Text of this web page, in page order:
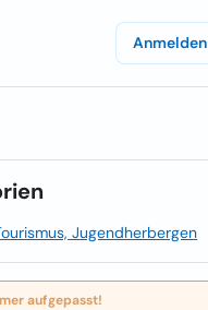
Anmelden
Jugendherbergen
aufgepasst!